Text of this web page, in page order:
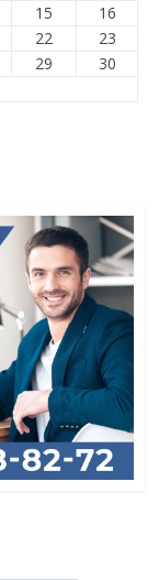
15
16
22
23
29
30